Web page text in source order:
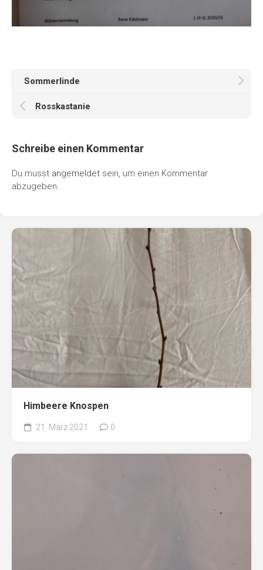
Sommerlinde
Rosskastanie
Schreibe einen Kommentar
Du musst angemeldet sein, um einen Kommentar
abzugeben.
Himbeere Knospen
21. März 2021 0